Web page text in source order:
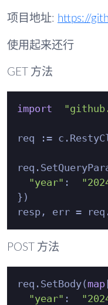
项目地址: https://
使用起来还行
GET 方法
import
req :=
"year" :
})
resp, err =
POST 方法
req.SetBody( map
"year" :